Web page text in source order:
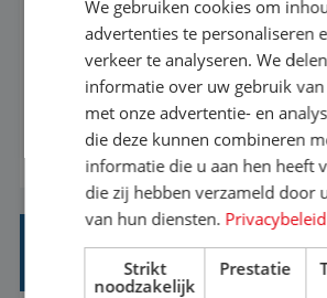
Met jouw ervaring in de
achtergrond in toerisme ben je
volgende stap. Vanaf je stoel reis
wereld over en speel je
wensen van je team, je klant en
reiswereld gebeurt. Met je
klanten te overtuigen om die
boeken! ...
BEKIJK VACATURE
REISADVISEUR ALLROUND
We gebruiken cookies om
advertenties te personaliseren
verkeer te analyseren. We
informatie over uw gebruik van
met onze advertentie- en
die deze kunnen combineren
informatie die u aan hen heeft
die zij hebben verzameld door
van hun diensten. Privacybeleid
Strikt
noodzakelijk
Prestatie